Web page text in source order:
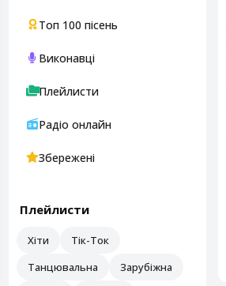
Топ 100 пісень
Виконавці
Плейлисти
Радіо онлайн
Збережені
Плейлисти
Хіти
Тік-Ток
Танцювальна
Зарубіжна